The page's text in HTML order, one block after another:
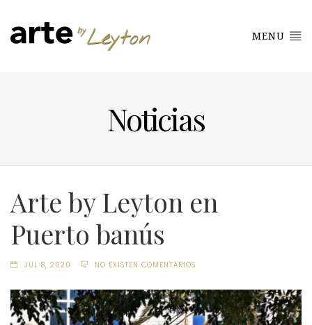
MENU
Noticias
Arte by Leyton en
Puerto banús
JUL 8, 2020 NO EXISTEN COMENTARIOS